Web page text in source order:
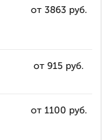
от 3863 руб.
от 915 руб.
от 1100 руб.